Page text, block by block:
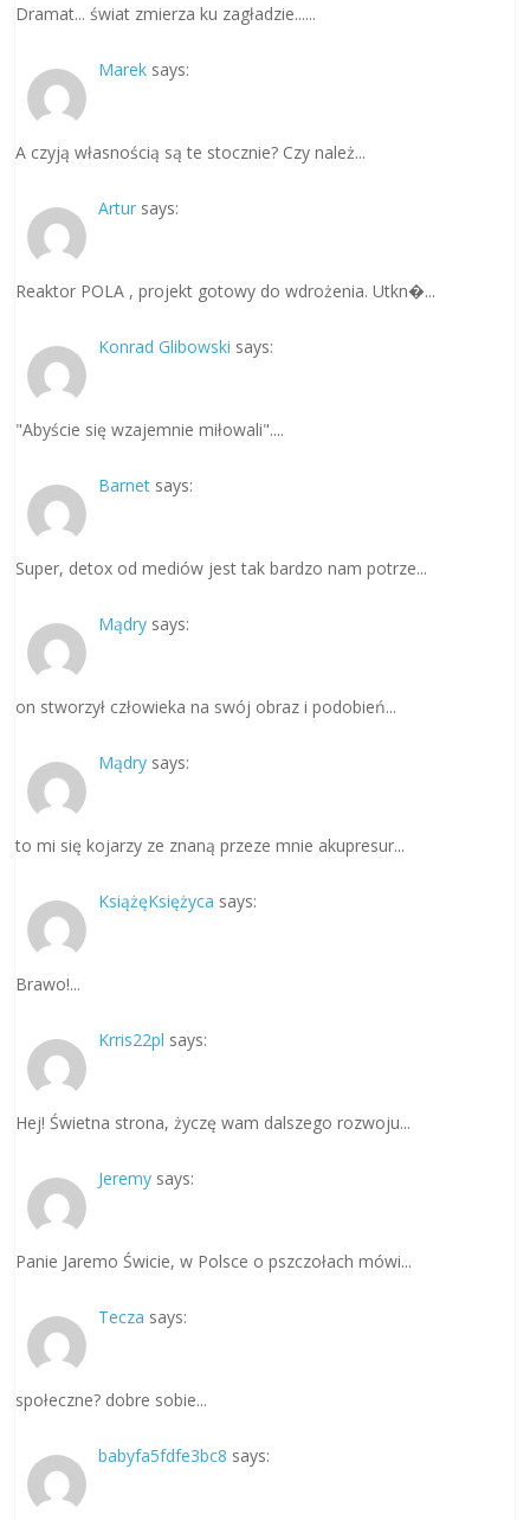
Dramat... świat zmierza ku zagładzie......
Marek says:
A czyją własnością są te stocznie? Czy należ...
Artur says:
Reaktor POLA , projekt gotowy do wdrożenia. Utkn�...
Konrad Glibowski says:
"Abyście się wzajemnie miłowali"....
Barnet says:
Super, detox od mediów jest tak bardzo nam potrze...
Mądry says:
on stworzył człowieka na swój obraz i podobień...
Mądry says:
to mi się kojarzy ze znaną przeze mnie akupresur...
KsiążęKsiężyca says:
Brawo!...
Krris22pl says:
Hej! Świetna strona, życzę wam dalszego rozwoju...
Jeremy says:
Panie Jaremo Świcie, w Polsce o pszczołach mówi...
Tecza says:
społeczne? dobre sobie...
babyfa5fdfe3bc8 says: